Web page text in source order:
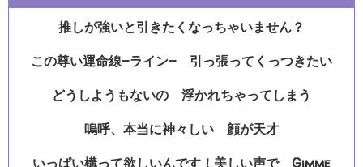
推しが強いと引きたくなっちゃいません？
この尊い運命線-ライン- 引っ張ってくっつきたい
どうしようもないの 浮かれちゃってしまう
嗚呼、本当に神々しい 顔が天才
いっぱい構って欲しいんです！美しい声で Gimme